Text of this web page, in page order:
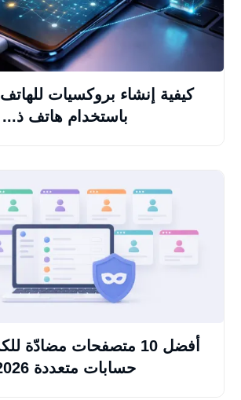
كيفية إنشاء بروكسيات
باستخدام هاتف ذ...
أفضل 10 متصفحات مضادّة
حسابات متعددة 2026